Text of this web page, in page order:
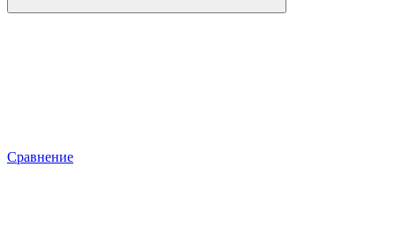
Сравнение